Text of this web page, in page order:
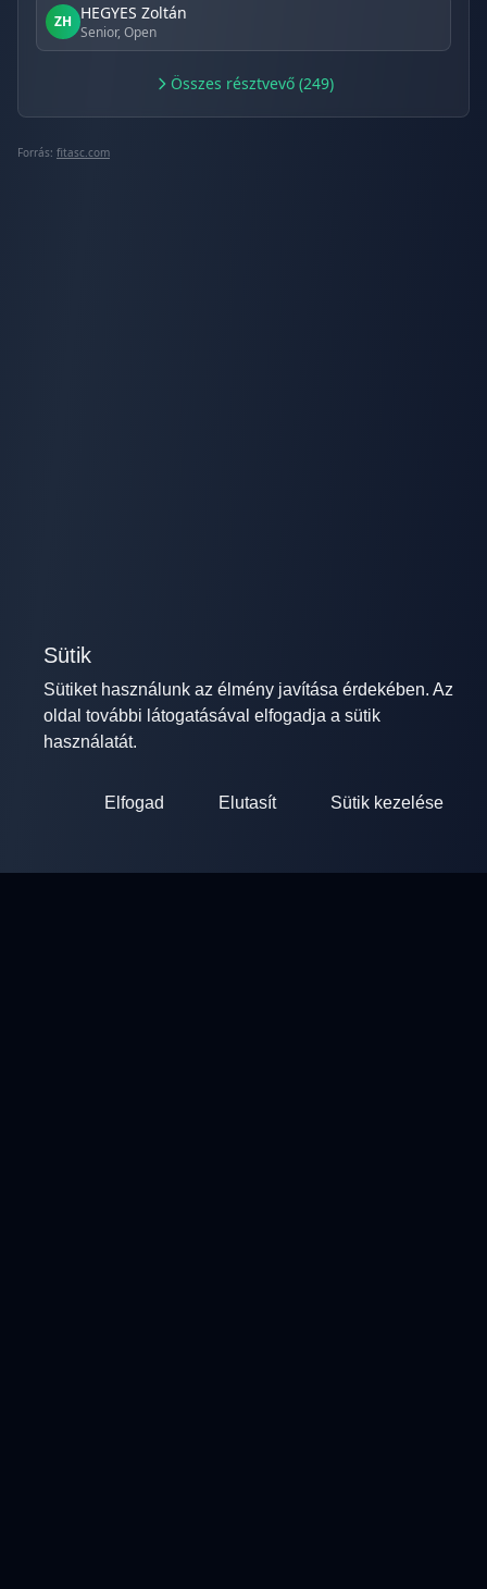
ZH HEGYES Zoltán
Senior, Open
Összes résztvevő (249)
Forrás: fitasc.com
Sütik
Sütiket használunk az élmény javítása érdekében. Az
oldal további látogatásával elfogadja a sütik
használatát.
Elfogad Elutasít Sütik kezelése